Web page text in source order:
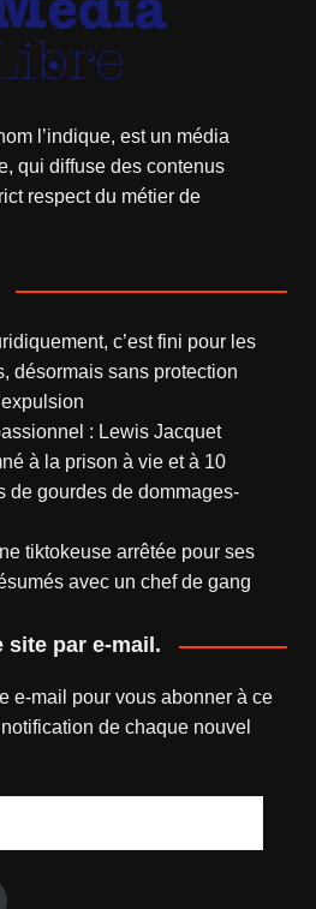
l’indique, est un média
qui diffuse des contenus
respect du métier de
c’est fini pour les
désormais sans protection
: Lewis Jacquet
à la prison à vie et à 10
de gourdes de dommages-
tiktokeuse arrêtée pour ses
avec un chef de gang
site par e-mail.
e-mail pour vous abonner à ce
de chaque nouvel